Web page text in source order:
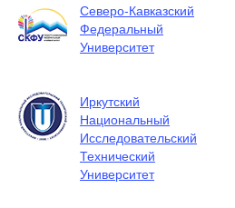
Северо-Кавказский
Федеральный
Университет
Иркутский
Национальный
Исследовательский
Технический
Университет